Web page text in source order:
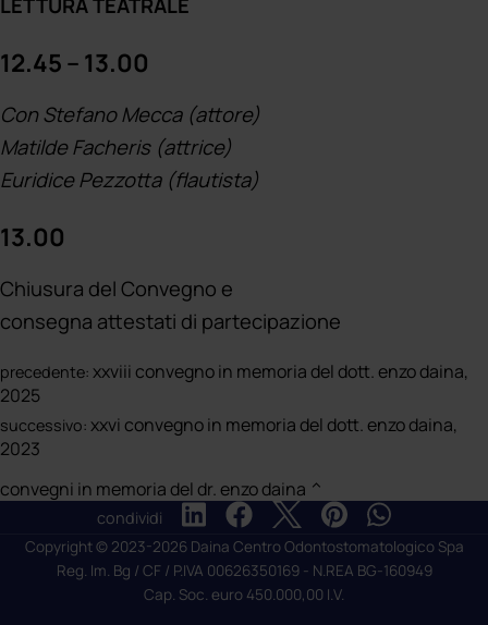
12.45 – 13.00
Con Stefano Mecca (attore)
Matilde Facheris (attrice)
Euridice Pezzotta (flautista)
13.00
Chiusura del Convegno e
consegna attestati di partecipazione
precedente: xxviii convegno in memoria del dott. enzo daina,
2025
successivo: xxvi convegno in memoria del dott. enzo daina,
2023
convegni in memoria del dr. enzo daina
condividi
Copyright © 2023-2026 Daina Centro Odontostomatologico Spa
Reg. Im. Bg / CF / P.IVA 00626350169 - N.REA BG-160949
Cap. Soc. euro 450.000,00 I.V.